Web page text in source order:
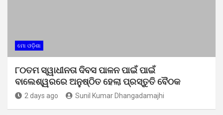
ମୋ ଓଡ଼ିଶା
୮୦ତମ ସ୍ୱାଧୀନତା ଦିବସ ପାଳନ ପାଇଁ ପାଇଁ
ବାଲେଶ୍ୱରରେ ଅନୁଷ୍ଠିତ ହେଲା ପ୍ରସ୍ତୁତି ବୈଠକ
2 days ago Sunil Kumar Dhangadamajhi